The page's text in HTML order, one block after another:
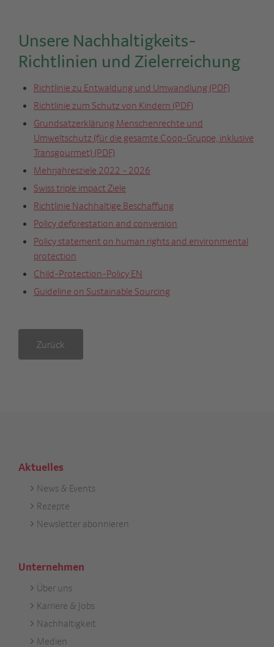
Unsere Nachhaltigkeits-
Richtlinien und Zielerreichung
Richtlinie zu Entwaldung und Umwandlung (PDF)
Richtlinie zum Schutz von Kindern (PDF)
Grundsatzerklärung Menschenrechte und
Umweltschutz (für die gesamte Coop-Gruppe, inklusive
Transgourmet) (PDF)
Mehrjahresziele 2022 - 2026
Swiss triple impact Ziele
Richtlinie Nachhaltige Beschaffung
Policy deforestation and conversion
Policy statement on human rights and environmental
protection
Child-Protection-Policy EN
Guideline on Sustainable Sourcing
Zurück
Aktuelles
Footer
Aktuell
News & Events
Rezepte
Newsletter abonnieren
Unternehmen
Footer
Unternehmen
Über uns
Karriere & Jobs
Nachhaltigkeit
Medien